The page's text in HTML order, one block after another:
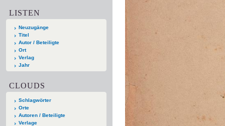
LISTEN
Neuzugänge
Titel
Autor / Beteiligte
Ort
Verlag
Jahr
CLOUDS
Schlagwörter
Orte
Autoren / Beteiligte
Verlage